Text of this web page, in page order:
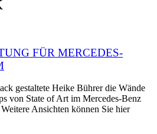
FÜR MERCEDES-
gestaltete Heike Bührer die Wände
von State of Art im Mercedes-Benz
Ansichten können Sie hier